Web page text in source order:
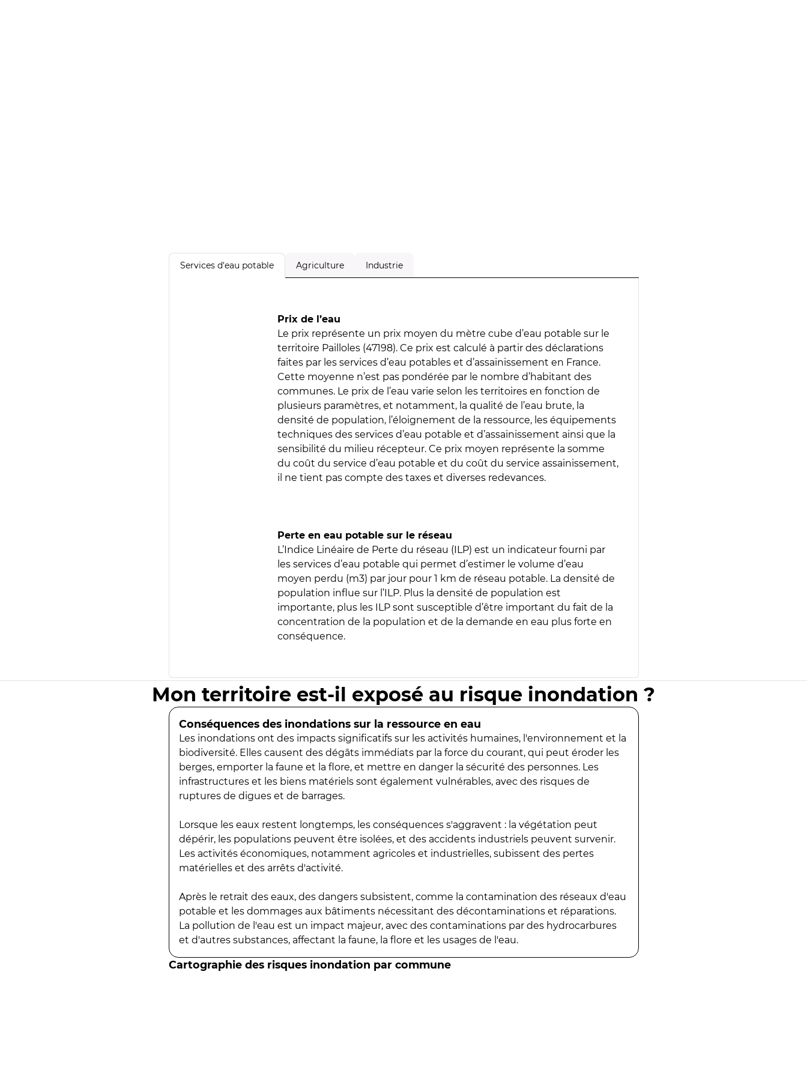
Services d'eau potable Agriculture Industrie
Prix de l’eau
Le prix représente un prix moyen du mètre cube d’eau potable sur le
territoire Pailloles (47198). Ce prix est calculé à partir des déclarations
faites par les services d’eau potables et d’assainissement en France.
Cette moyenne n’est pas pondérée par le nombre d’habitant des
communes. Le prix de l’eau varie selon les territoires en fonction de
plusieurs paramètres, et notamment, la qualité de l’eau brute, la
densité de population, l’éloignement de la ressource, les équipements
techniques des services d’eau potable et d’assainissement ainsi que la
sensibilité du milieu récepteur. Ce prix moyen représente la somme
du coût du service d’eau potable et du coût du service assainissement,
il ne tient pas compte des taxes et diverses redevances.
Perte en eau potable sur le réseau
L’Indice Linéaire de Perte du réseau (ILP) est un indicateur fourni par
les services d’eau potable qui permet d’estimer le volume d’eau
moyen perdu (m3) par jour pour 1 km de réseau potable. La densité de
population influe sur l’ILP. Plus la densité de population est
importante, plus les ILP sont susceptible d’être important du fait de la
concentration de la population et de la demande en eau plus forte en
conséquence.
Mon territoire est-il exposé au risque inondation ?
Conséquences des inondations sur la ressource en eau
Les inondations ont des impacts significatifs sur les activités humaines, l'environnement et la
biodiversité. Elles causent des dégâts immédiats par la force du courant, qui peut éroder les
berges, emporter la faune et la flore, et mettre en danger la sécurité des personnes. Les
infrastructures et les biens matériels sont également vulnérables, avec des risques de
ruptures de digues et de barrages.
Lorsque les eaux restent longtemps, les conséquences s'aggravent : la végétation peut
dépérir, les populations peuvent être isolées, et des accidents industriels peuvent survenir.
Les activités économiques, notamment agricoles et industrielles, subissent des pertes
matérielles et des arrêts d'activité.
Après le retrait des eaux, des dangers subsistent, comme la contamination des réseaux d'eau
potable et les dommages aux bâtiments nécessitant des décontaminations et réparations.
La pollution de l'eau est un impact majeur, avec des contaminations par des hydrocarbures
et d'autres substances, affectant la faune, la flore et les usages de l'eau.
Cartographie des risques inondation par commune